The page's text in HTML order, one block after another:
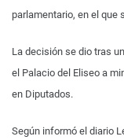
parlamentario, en el que
La decisión se dio tras
el Palacio del Eliseo a
en Diputados.
Según informó el diario